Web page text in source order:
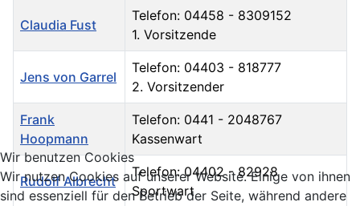
Claudia Fust
Telefon: 04458 - 8309152
1. Vorsitzende
Jens von Garrel
Telefon: 04403 - 818777
2. Vorsitzender
Frank
Hoopmann
Telefon: 0441 - 2048767
Kassenwart
Rudolf Albrecht
Telefon: 04402 - 82928
Sportwart
Wir benutzen Cookies
Wir nutzen Cookies auf unserer Website. Einige von ihnen
sind essenziell für den Betrieb der Seite, während andere